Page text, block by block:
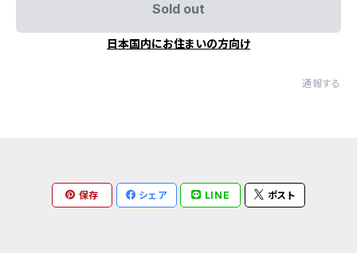
Sold out
日本国内にお住まいの方向け
通報する
保存 シェア LINE ポスト